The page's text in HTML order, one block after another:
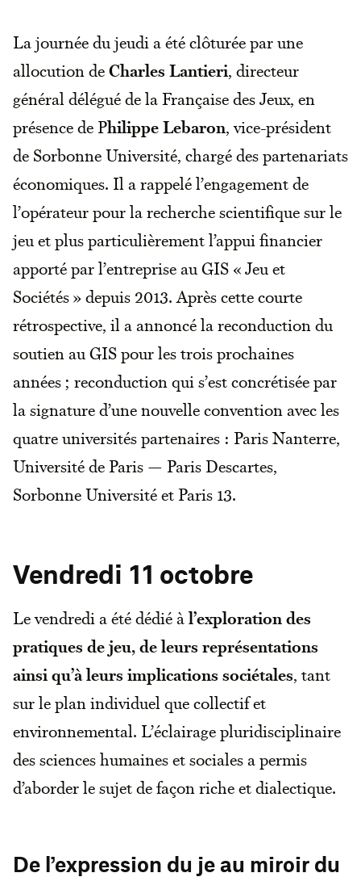
La journée du jeudi a été clôturée par une
allocution deCharles Lantieri, directeur
général délégué de la Française des Jeux, en
présence de Philippe Lebaron, vice-président
de Sorbonne Université, chargé des partenariats
économiques. Il a rappelé l’engagement de
l’opérateur pour la recherche scientifique sur le
jeu et plus particulièrement l’appui financier
apporté par l’entreprise au GIS « Jeu et
Sociétés » depuis 2013. Après cette courte
rétrospective, il a annoncé la reconduction du
soutien au GIS pour les trois prochaines
années ; reconduction qui s’est concrétisée par
la signature d’une nouvelle convention avec les
quatre universités partenaires : Paris Nanterre,
Université de Paris — Paris Descartes,
Sorbonne Université et Paris 13.
Vendredi 11 octobre
Le vendredi a été dédié àl’exploration des
pratiques de jeu, de leurs représentations
ainsi qu’à leurs implications sociétales, tant
sur le plan individuel que collectif et
environnemental. L’éclairage pluridisciplinaire
des sciences humaines et sociales a permis
d’aborder le sujet de façon riche et dialectique.
De l’expression du je au miroir du